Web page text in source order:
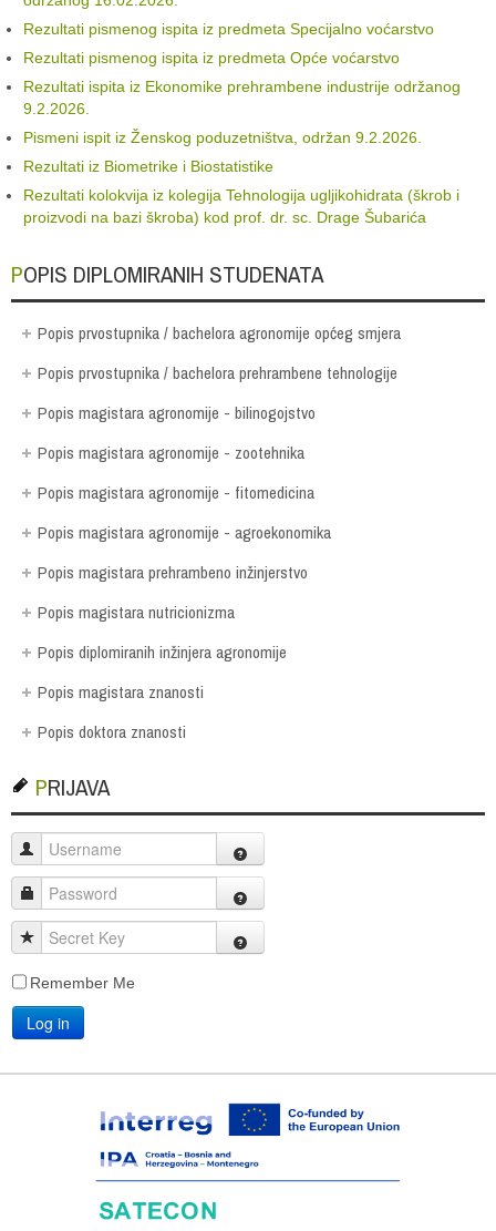
Rezultati pismenog ispita iz predmeta Specijalno voćarstvo
Rezultati pismenog ispita iz predmeta Opće voćarstvo
Rezultati ispita iz Ekonomike prehrambene industrije održanog
9.2.2026.
Pismeni ispit iz Ženskog poduzetništva, održan 9.2.2026.
Rezultati iz Biometrike i Biostatistike
Rezultati kolokvija iz kolegija Tehnologija ugljikohidrata (škrob i
proizvodi na bazi škroba) kod prof. dr. sc. Drage Šubarića
POPIS DIPLOMIRANIH STUDENATA
Popis prvostupnika / bachelora agronomije općeg smjera
Popis prvostupnika / bachelora prehrambene tehnologije
Popis magistara agronomije - bilinogojstvo
Popis magistara agronomije - zootehnika
Popis magistara agronomije - fitomedicina
Popis magistara agronomije - agroekonomika
Popis magistara prehrambeno inžinjerstvo
Popis magistara nutricionizma
Popis diplomiranih inžinjera agronomije
Popis magistara znanosti
Popis doktora znanosti
PRIJAVA
Username
Password
Secret Key
Remember Me
Log in